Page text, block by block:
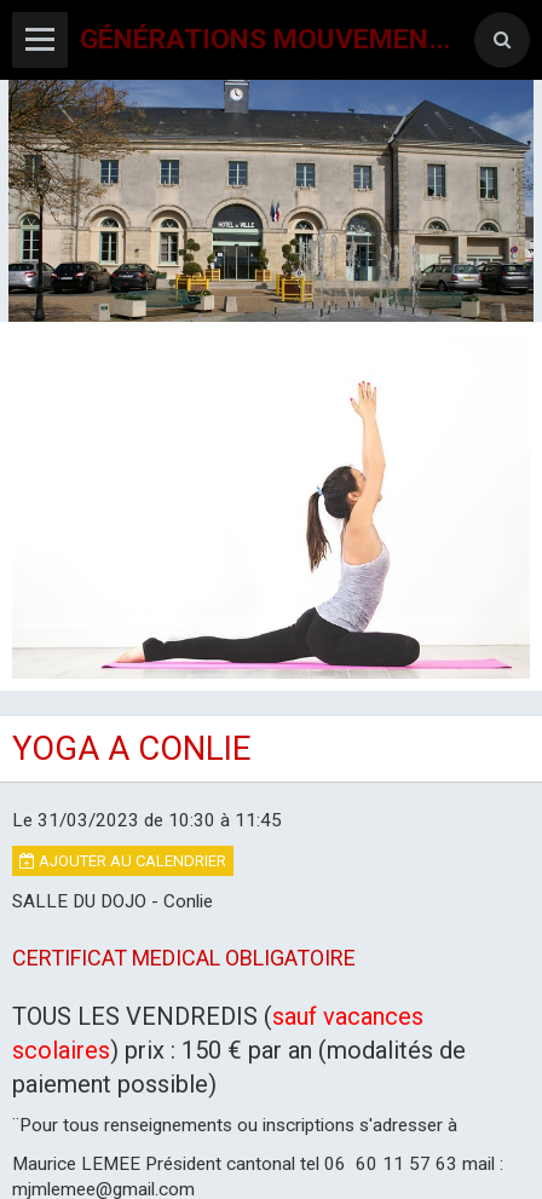
GÉNÉRATIONS MOUVEMENT INTERCLUBS CHAMPAGNE CONLINOISE
YOGA A CONLIE
Le 31/03/2023 de 10:30 à 11:45
AJOUTER AU CALENDRIER
SALLE DU DOJO - Conlie
CERTIFICAT MEDICAL OBLIGATOIRE
TOUS LES VENDREDIS (sauf vacances
scolaires) prix : 150 € par an (modalités de
paiement possible)
¨Pour tous renseignements ou inscriptions s'adresser à
Maurice LEMEE Président cantonal tel 06 60 11 57 63 mail :
mjmlemee@gmail.com